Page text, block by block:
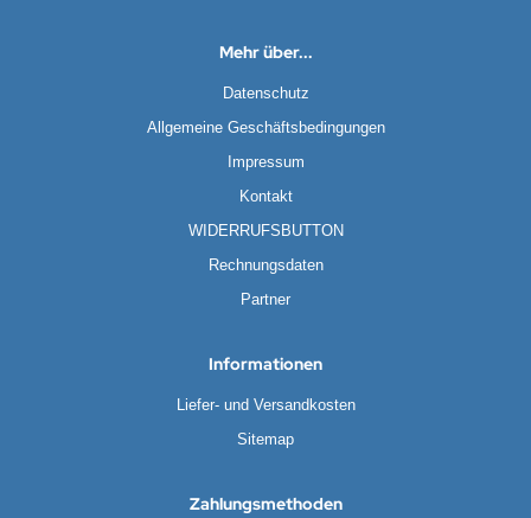
Mehr über...
Datenschutz
Allgemeine Geschäftsbedingungen
Impressum
Kontakt
WIDERRUFSBUTTON
Rechnungsdaten
Partner
Informationen
Liefer- und Versandkosten
Sitemap
Zahlungsmethoden